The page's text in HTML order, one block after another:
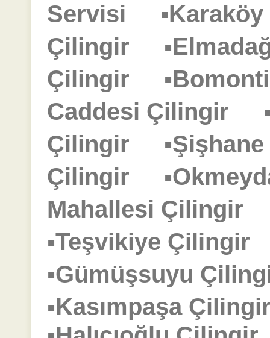
Servisi
Çilingir
Çilingir
Caddesi Çilingir
Çilingir
Çilingir
Mahallesi Çilingir
▪Teşvikiye
▪Gümüşsuyu
▪Kasımpaşa